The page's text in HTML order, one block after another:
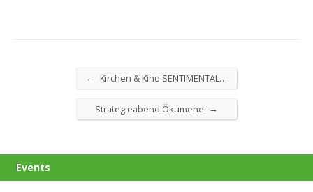
← Kirchen & Kino SENTIMENTAL…
Strategieabend Ökumene →
Events